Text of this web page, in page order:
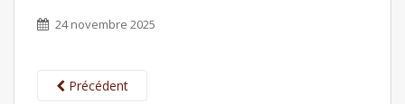
24 novembre 2025
Précédent